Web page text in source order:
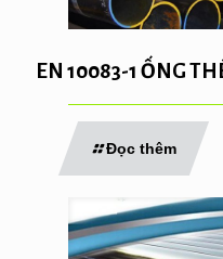
EN 10083-1 ỐNG
Đọc thêm